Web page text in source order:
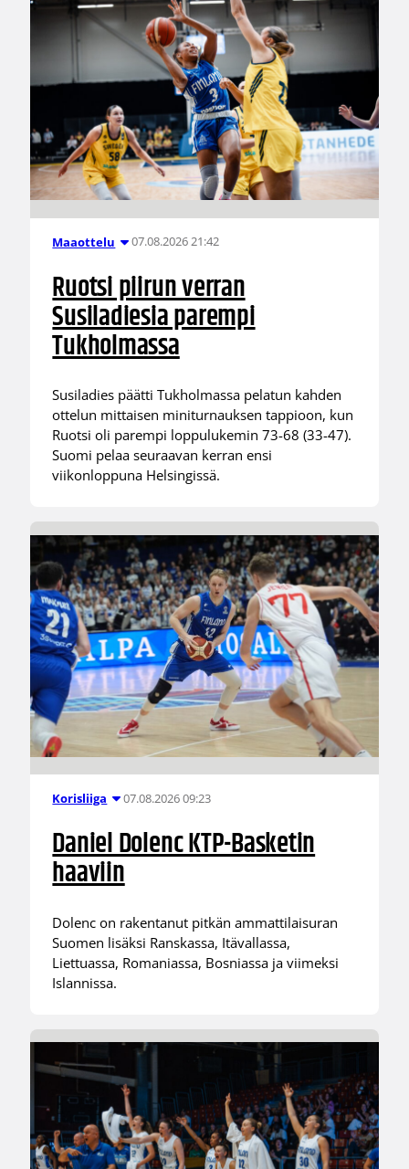
Maaottelu 07.08.2026 21:42
Ruotsi piirun verran
Susiladiesia parempi
Tukholmassa
Susiladies päätti Tukholmassa pelatun kahden
ottelun mittaisen miniturnauksen tappioon, kun
Ruotsi oli parempi loppulukemin 73-68 (33-47).
Suomi pelaa seuraavan kerran ensi
viikonloppuna Helsingissä.
Korisliiga 07.08.2026 09:23
Daniel Dolenc KTP-Basketin
haaviin
Dolenc on rakentanut pitkän ammattilaisuran
Suomen lisäksi Ranskassa, Itävallassa,
Liettuassa, Romaniassa, Bosniassa ja viimeksi
Islannissa.